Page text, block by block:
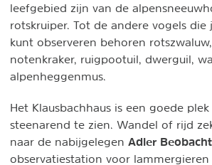
leefgebied zijn van de
rotskruiper. Tot de andere vogels die
kunt observeren behoren
notenkraker, ruigpootuil, dwerguil,
alpenheggenmus.
Het Klausbachhaus is een goede
steenarend te zien. Wandel of rijd
naar de nabijgelegen Adler
observatiestation voor lammergieren